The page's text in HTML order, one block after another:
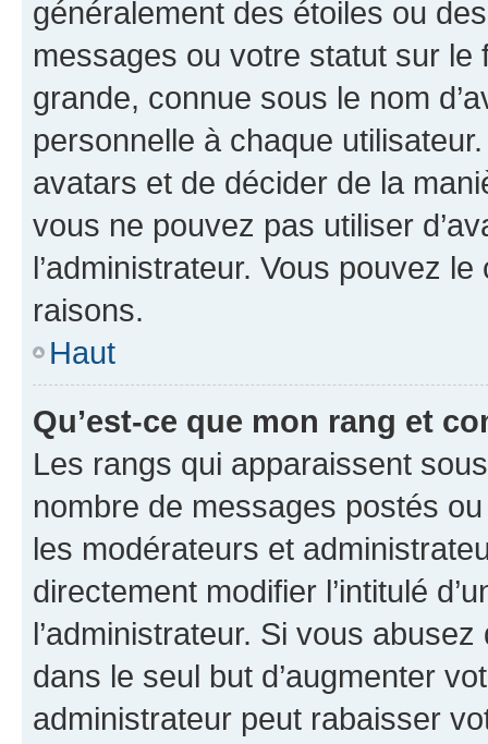
généralement des étoiles ou
messages ou votre statut sur
grande, connue sous le nom
personnelle à chaque utilisateur.
avatars et de décider de la
vous ne pouvez pas utiliser
l’administrateur. Vous pouvez
raisons.
Haut
Qu’est-ce que mon rang et
Les rangs qui apparaissent
nombre de messages postés
les modérateurs et
directement modifier l’intitulé
l’administrateur. Si vous
dans le seul but d’augmenter
administrateur peut rabaisser